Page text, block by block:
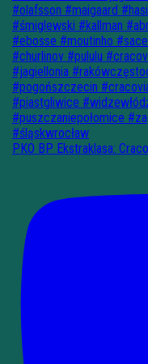
PKO BP Ekstraklasa: